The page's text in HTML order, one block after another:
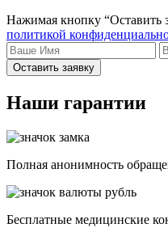
Нажимая кнопку “Оставить
политикой
Оставить заявку
Наши гарантии
Полная анонимность
Бесплатные медицинские